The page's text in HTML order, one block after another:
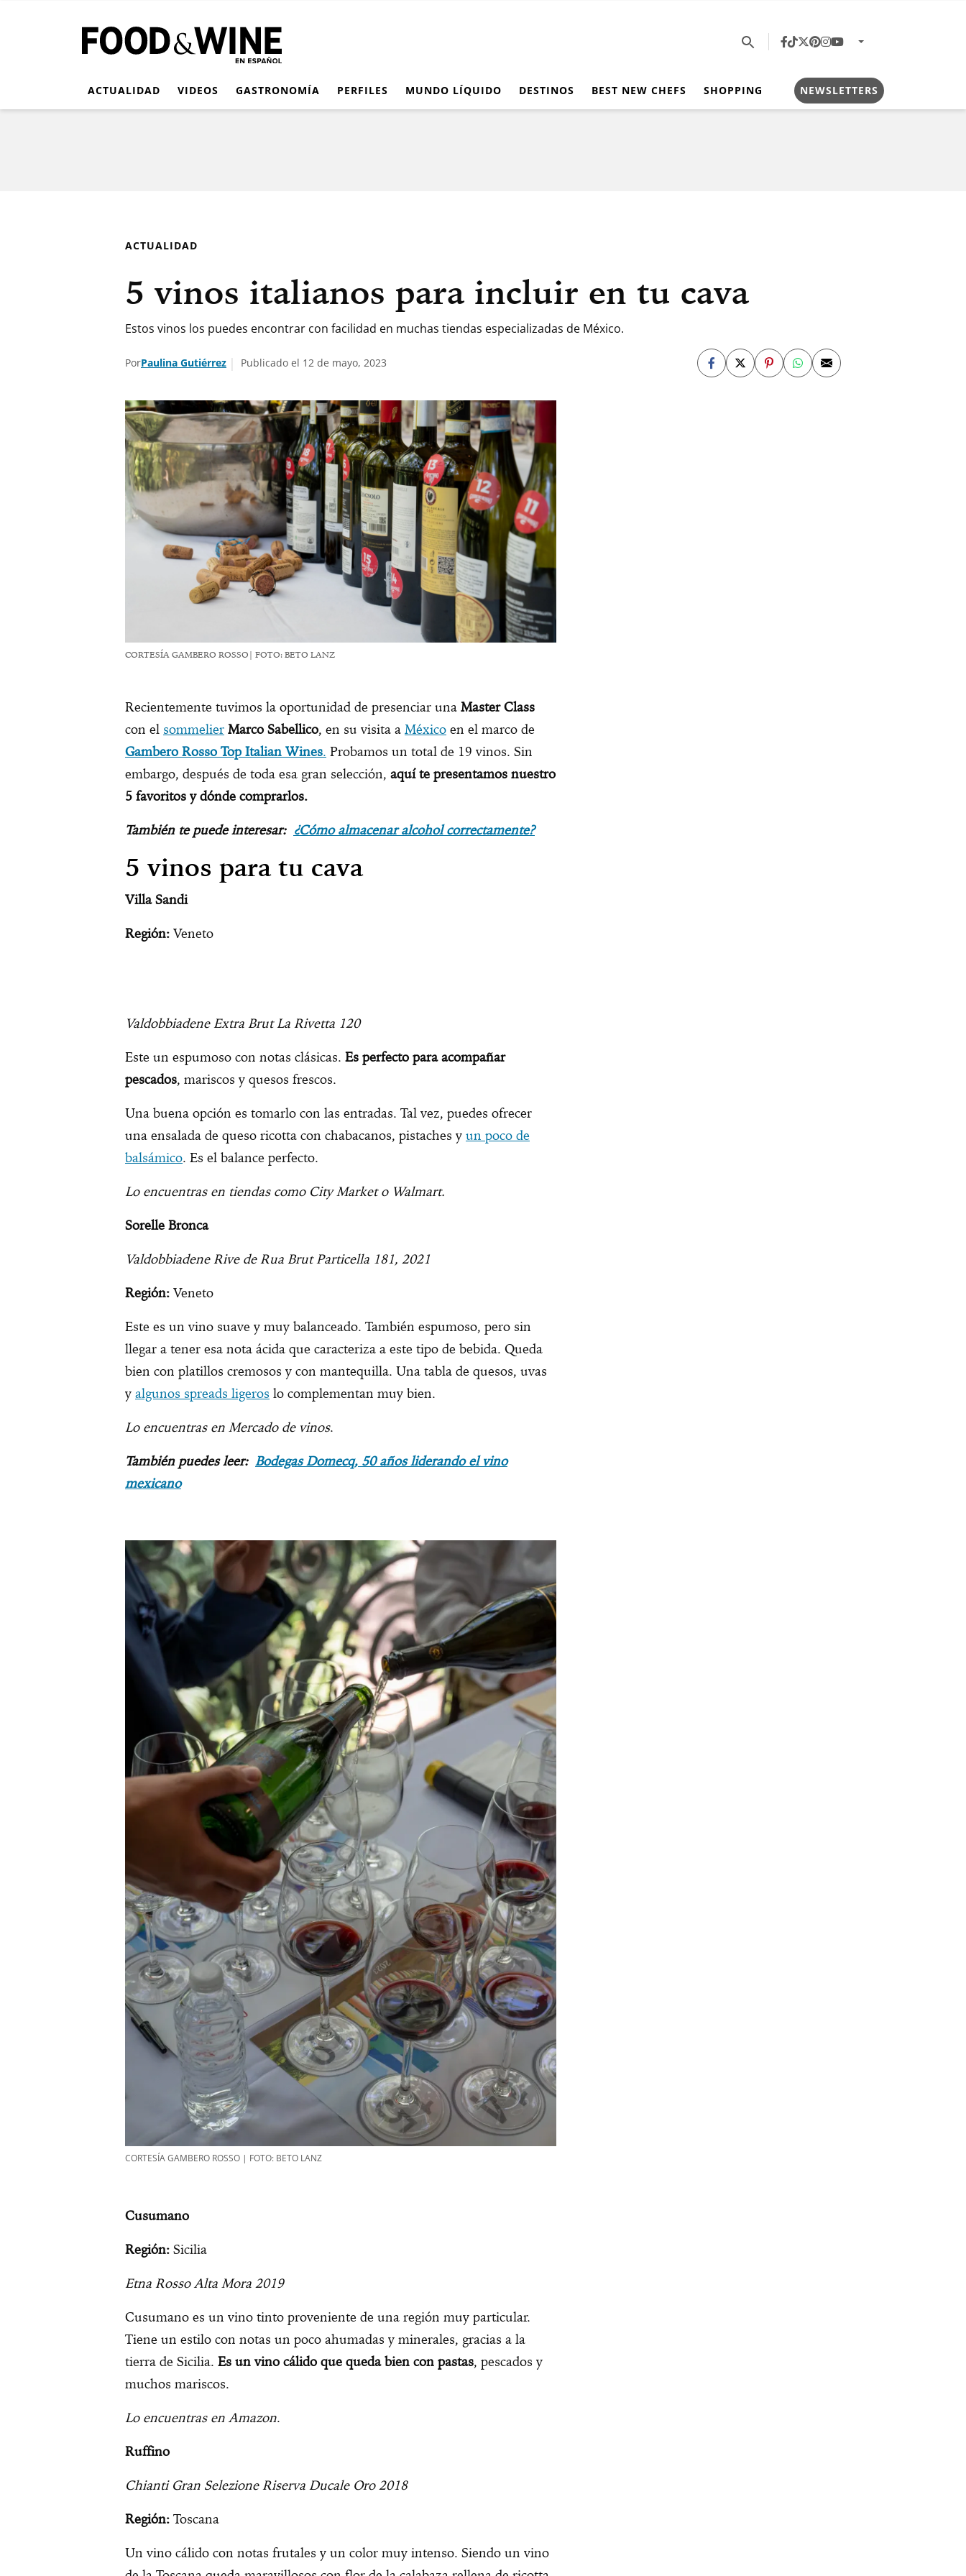
ACTUALIDAD VIDEOS GASTRONOMÍA PERFILES MUNDO LÍQUIDO DESTINOS BEST NEW CHEFS SHOPPING NEWSLETTERS
ACTUALIDAD
5 vinos italianos para incluir en tu cava
Estos vinos los puedes encontrar con facilidad en muchas tiendas especializadas de México.
PorPaulina Gutiérrez Publicado el 12 de mayo, 2023
CORTESÍA GAMBERO ROSSO| FOTO: BETO LANZ
Recientemente tuvimos la oportunidad de presenciar una Master Class
con el sommelier Marco Sabellico, en su visita a México en el marco de
Gambero Rosso Top Italian Wines. Probamos un total de 19 vinos. Sin
embargo, después de toda esa gran selección, aquí te presentamos nuestro
5 favoritos y dónde comprarlos.
También te puede interesar: ¿Cómo almacenar alcohol correctamente?
5 vinos para tu cava
Villa Sandi
Región: Veneto
Valdobbiadene Extra Brut La Rivetta 120
Este un espumoso con notas clásicas. Es perfecto para acompañar
pescados, mariscos y quesos frescos.
Una buena opción es tomarlo con las entradas. Tal vez, puedes ofrecer
una ensalada de queso ricotta con chabacanos, pistaches y un poco de
balsámico. Es el balance perfecto.
Lo encuentras en tiendas como City Market o Walmart.
Sorelle Bronca
Valdobbiadene Rive de Rua Brut Particella 181, 2021
Región: Veneto
Este es un vino suave y muy balanceado. También espumoso, pero sin
llegar a tener esa nota ácida que caracteriza a este tipo de bebida. Queda
bien con platillos cremosos y con mantequilla. Una tabla de quesos, uvas
y algunos spreads ligeros lo complementan muy bien.
Lo encuentras en Mercado de vinos.
También puedes leer: Bodegas Domecq, 50 años liderando el vino
mexicano
CORTESÍA GAMBERO ROSSO | FOTO: BETO LANZ
Cusumano
Región: Sicilia
Etna Rosso Alta Mora 2019
Cusumano es un vino tinto proveniente de una región muy particular.
Tiene un estilo con notas un poco ahumadas y minerales, gracias a la
tierra de Sicilia. Es un vino cálido que queda bien con pastas, pescados y
muchos mariscos.
Lo encuentras en Amazon.
Ruffino
Chianti Gran Selezione Riserva Ducale Oro 2018
Región: Toscana
Un vino cálido con notas frutales y un color muy intenso. Siendo un vino